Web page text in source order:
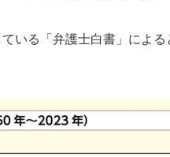
いる「弁護士白書」によ